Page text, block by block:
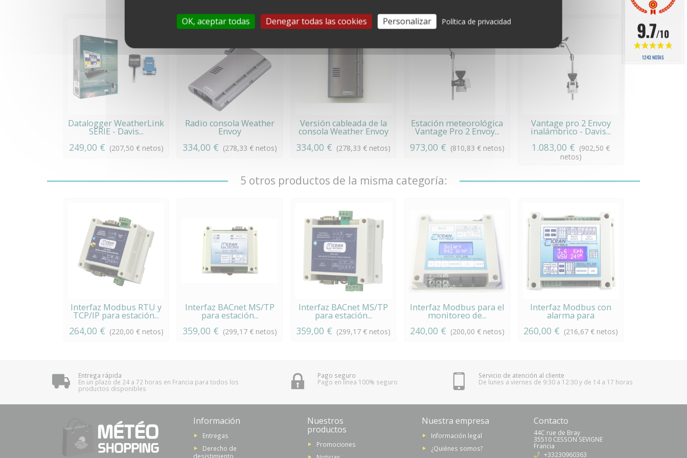
Datalogger WeatherLink
SERIE - Davis...
249,00 € (207,50 € netos)
Radio consola Weather
Envoy
334,00 € (278,33 € netos)
Versión cableada de la
consola Weather Envoy
334,00 € (278,33 € netos)
Estación meteorológica
Vantage Pro 2 Envoy...
973,00 € (810,83 € netos)
Vantage pro 2 Envoy
inalámbrico - Davis...
1.083,00 € (902,50 €
netos)
5 otros productos de la misma categoría:
Interfaz Modbus RTU y
TCP/IP para estación...
264,00 € (220,00 € netos)
Interfaz BACnet MS/TP
para estación...
359,00 € (299,17 € netos)
Interfaz BACnet MS/TP
para estación...
359,00 € (299,17 € netos)
Interfaz Modbus para el
monitoreo de...
240,00 € (200,00 € netos)
Interfaz Modbus con
alarma para
anemómetro
260,00 € (216,67 € netos)
Entrega rápida
En un plazo de 24 a 72 horas en Francia para todos los
productos disponibles
Pago seguro
Pago en línea 100% seguro
Servicio de atención al cliente
De lunes a viernes de 9:30 a 12:30 y de 14 a 17 horas
Información
Entregas
Derecho de
desistimiento
Nuestros
productos
Promociones
Nuestra empresa
Información legal
¿Quiénes somos?
Contacto
44C rue de Bray
35510 CESSON SEVIGNE
Francia
+33230960363
9.7/10
1243 NOTAS
OK, aceptar todas Denegar todas las cookies Personalizar Política de privacidad